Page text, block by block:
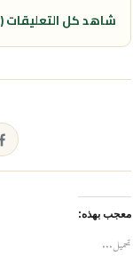
شاهد كل التعليقات (2) ←
معجب بهذه:
تحميل...